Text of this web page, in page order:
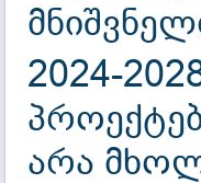
2024-
არა